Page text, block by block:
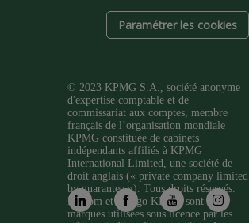
Paramétrer les cookies
© 2023 KPMG S.A., société anonyme
d'expertise comptable et de
commissariat aux comptes, membre
français de l’organisation mondiale
KPMG constituée de cabinets
indépendants affiliés à KPMG
International Limited, une société de
droit anglais (« private company limited
by guarantee »). Tous droits réservés.
Le nom et le logo KPMG sont des
marques utilisées sous licence par les